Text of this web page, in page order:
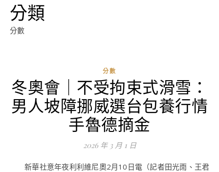
分類
分數
分數
冬奧會｜不受拘束式滑雪：
男人坡障挪威選台包養行情
手魯德摘金
2026 年 3 月 1 日
新華社意年夜利利維尼奧2月10日電（記者田光雨、王君
0